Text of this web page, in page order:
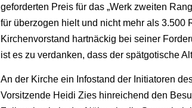
geforderten Preis für das „Werk zweiten
für überzogen hielt und nicht mehr als 3.500
Kirchenvorstand hartnäckig bei seiner
ist es zu verdanken, dass der spätgotische
An der Kirche ein Infostand der Initiatoren
Vorsitzende Heidi Zies hinreichend den